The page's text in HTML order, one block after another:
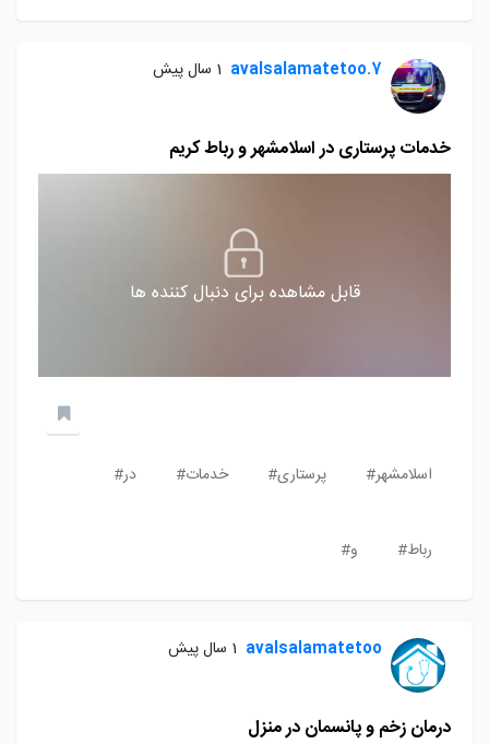
avalsalamatetoo.7 1 سال پیش
خدمات پرستاری در اسلامشهر و رباط کریم
قابل مشاهده برای دنبال کننده ها
اسلامشهر# پرستاری# خدمات# در#
رباط# و#
avalsalamatetoo 1 سال پیش
درمان زخم و پانسمان در منزل